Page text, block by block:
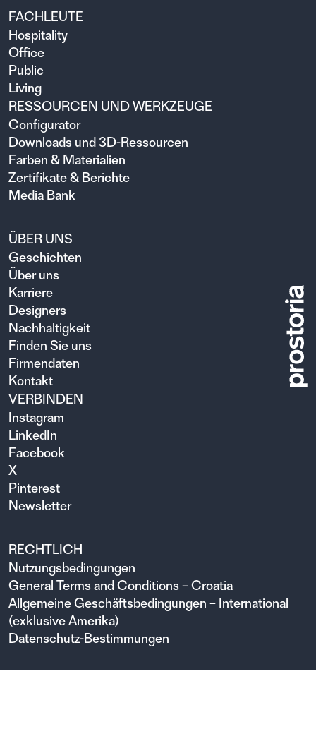
FACHLEUTE
Hospitality
Office
Public
Living
RESSOURCEN UND WERKZEUGE
Configurator
Downloads und 3D-Ressourcen
Farben & Materialien
Zertifikate & Berichte
Media Bank
ÜBER UNS
Geschichten
Über uns
Karriere
Designers
Nachhaltigkeit
Finden Sie uns
Firmendaten
Kontakt
VERBINDEN
Instagram
LinkedIn
Facebook
X
Pinterest
Newsletter
RECHTLICH
Nutzungsbedingungen
General Terms and Conditions – Croatia
Allgemeine Geschäftsbedingungen – International
(exklusive Amerika)
Datenschutz-Bestimmungen